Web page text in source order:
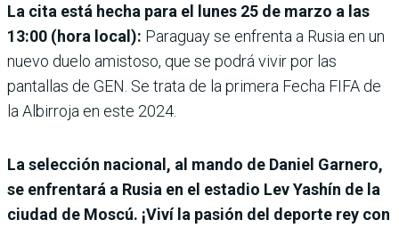
La cita está hecha para el lunes 25 de marzo a las
13:00 (hora local): Paraguay se enfrenta a Rusia en un
nuevo duelo amistoso, que se podrá vivir por las
pantallas de GEN. Se trata de la primera Fecha FIFA de
la Albirroja en este 2024.
La selección nacional, al mando de Daniel Garnero,
se enfrentará a Rusia en el estadio Lev Yashín de la
ciudad de Moscú. ¡Viví la pasión del deporte rey con